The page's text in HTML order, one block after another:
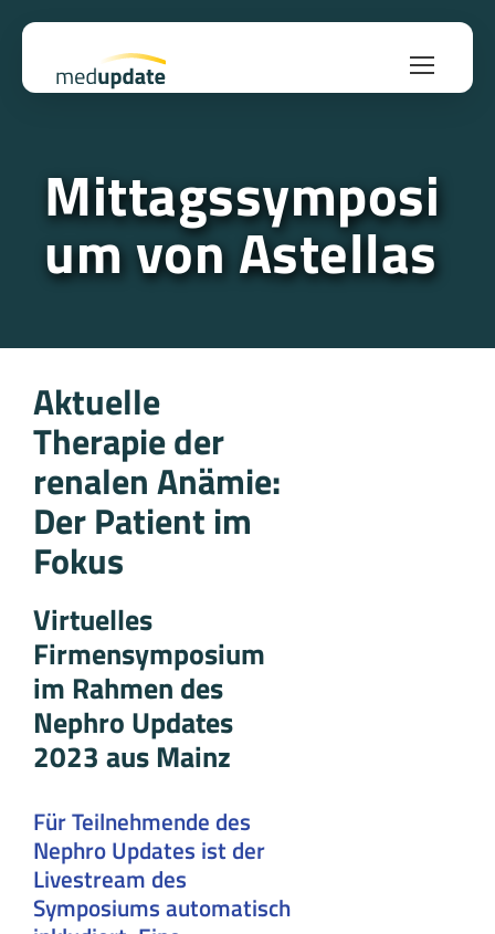
Mittagssymposi
um von Astellas
Aktuelle
Therapie der
renalen Anämie:
Der Patient im
Fokus
Virtuelles
Firmensymposium
im Rahmen des
Nephro Updates
2023 aus Mainz
Für Teilnehmende des
Nephro Updates ist der
Livestream des
Symposiums automatisch